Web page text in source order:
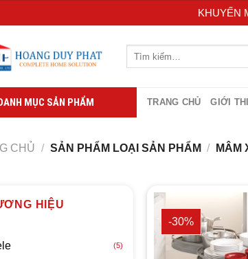
KHUYẾN
MỤC SẢN PHẨM TRANG CHỦ GIỚI
CHỦ / SẢN PHẨM LOẠI SẢN PHẨM / MÂM
HIỆU
(5)
-30%